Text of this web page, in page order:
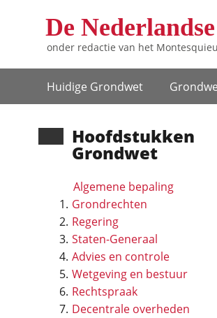
De
onder redactie van het
Hoofdnavigatie
Huidige Grondwet
Hoofd­stukken
Grondwet
Algemene bepaling
Grondrechten
Regering
Staten-Generaal
Advies en controle
Wetgeving en bestuur
Rechtspraak
Decentrale overheden